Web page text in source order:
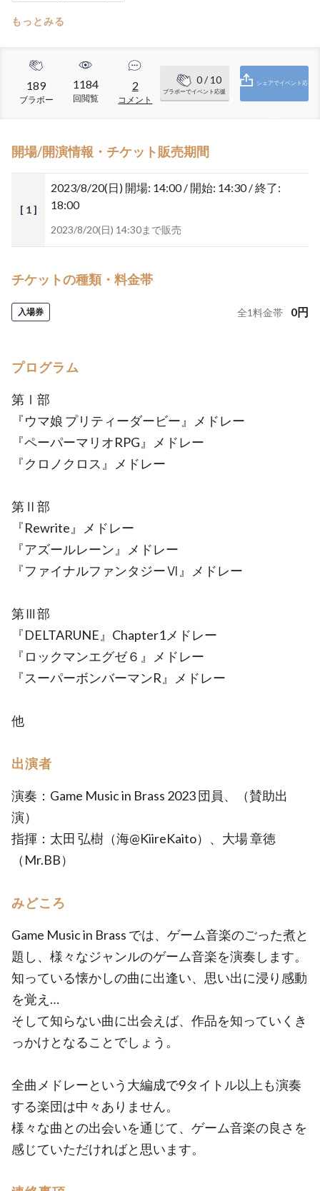
もっとみる
189
ブラボー
1184
回閲覧
2
コメント
0/ 10
ブラボーでイベント応援
シェアでイベント応
開場/開演情報・チケット販売期間
[ 1 ]
2023/8/20(日) 開場: 14:00 / 開始: 14:30 / 終了:
18:00
2023/8/20(日) 14:30まで販売
チケットの種類・料金帯
入場券 全1料金帯 0円
プログラム
第Ⅰ部
『ウマ娘 プリティーダービー』メドレー
『ペーパーマリオRPG』メドレー
『クロノクロス』メドレー
第Ⅱ部
『Rewrite』メドレー
『アズールレーン』メドレー
『ファイナルファンタジーⅥ』メドレー
第Ⅲ部
『DELTARUNE』Chapter1メドレー
『ロックマンエグゼ６』メドレー
『スーパーボンバーマンR』メドレー
他
出演者
演奏：Game Music in Brass 2023 団員、（賛助出
演）
指揮：太田 弘樹（海@KiireKaito）、大場 章徳
（Mr.BB）
みどころ
Game Music in Brass では、ゲーム音楽のごった煮と
題し、様々なジャンルのゲーム音楽を演奏します。
知っている懐かしの曲に出逢い、思い出に浸り感動
を覚え…
そして知らない曲に出会えば、作品を知っていくき
っかけとなることでしょう。
全曲メドレーという大編成で9タイトル以上も演奏
する楽団は中々ありません。
様々な曲との出会いを通じて、ゲーム音楽の良さを
感じていただければと思います。